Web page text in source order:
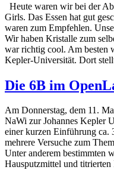
Heute waren wir bei der
Girls. Das Essen hat gut
waren zum Empfehlen.
Wir haben Kristalle zum
war richtig cool. Am besten
Kepler-Universität. Dort
Die 6B im
Am Donnerstag, dem 11.
NaWi zur Johannes Kepler
einer kurzen Einführung ca.
mehrere Versuche zum
Unter anderem bestimmten
Hausputzmittel und